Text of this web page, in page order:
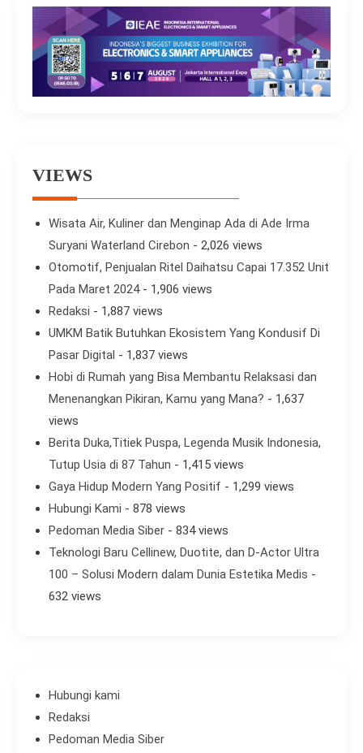
VIEWS
Wisata Air, Kuliner dan Menginap Ada di Ade Irma
Suryani Waterland Cirebon - 2,026 views
Otomotif, Penjualan Ritel Daihatsu Capai 17.352 Unit
Pada Maret 2024- 1,906 views
Redaksi - 1,887 views
UMKM Batik Butuhkan Ekosistem Yang Kondusif Di
Pasar Digital - 1,837 views
Hobi di Rumah yang Bisa Membantu Relaksasi dan
Menenangkan Pikiran, Kamu yang Mana? - 1,637
views
Berita Duka,Titiek Puspa, Legenda Musik Indonesia,
Tutup Usia di 87 Tahun - 1,415 views
Gaya Hidup Modern Yang Positif - 1,299 views
Hubungi Kami - 878 views
Pedoman Media Siber - 834 views
Teknologi Baru Cellinew, Duotite, dan D-Actor Ultra
100 – Solusi Modern dalam Dunia Estetika Medis -
632 views
Hubungi kami
Redaksi
Pedoman Media Siber